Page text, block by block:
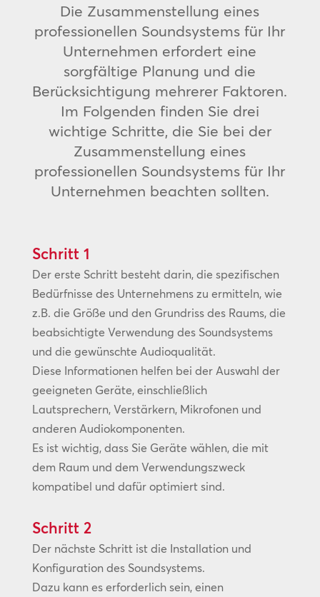
Die Zusammenstellung eines
professionellen Soundsystems für Ihr
Unternehmen erfordert eine
sorgfältige Planung und die
Berücksichtigung mehrerer Faktoren.
Im Folgenden finden Sie drei
wichtige Schritte, die Sie bei der
Zusammenstellung eines
professionellen Soundsystems für Ihr
Unternehmen beachten sollten.
Schritt 1
Der erste Schritt besteht darin, die spezifischen
Bedürfnisse des Unternehmens zu ermitteln, wie
z.B. die Größe und den Grundriss des Raums, die
beabsichtigte Verwendung des Soundsystems
und die gewünschte Audioqualität.
Diese Informationen helfen bei der Auswahl der
geeigneten Geräte, einschließlich
Lautsprechern, Verstärkern, Mikrofonen und
anderen Audiokomponenten.
Es ist wichtig, dass Sie Geräte wählen, die mit
dem Raum und dem Verwendungszweck
kompatibel und dafür optimiert sind.
Schritt 2
Der nächste Schritt ist die Installation und
Konfiguration des Soundsystems.
Dazu kann es erforderlich sein, einen